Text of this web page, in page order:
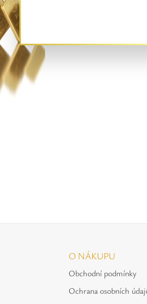
O NÁKUPU
Obchodní podmínky
Ochrana osobních